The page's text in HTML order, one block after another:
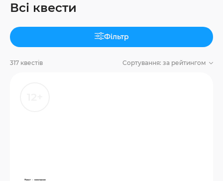
Всі квести
Фільтр
317 квестів Сортування: за рейтингом